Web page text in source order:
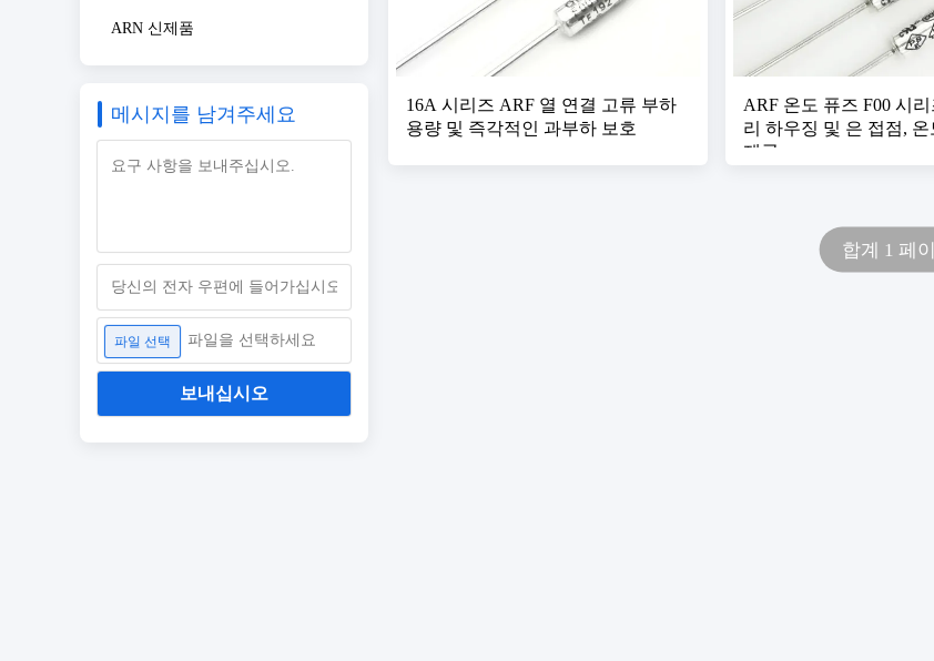
ARN 신제품
메시지를 남겨주세요
파일 선택 파일을 선택하세요
보내십시오
16A 시리즈 ARF 열 연결 고류 부하
용량 및 즉각적인 과부하 보호
ARF 온도 퓨즈 F00 시
리 하우징 및 은 접점,
제공
합계 1 페